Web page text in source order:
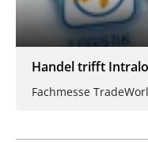
Handel trifft
Fachmesse